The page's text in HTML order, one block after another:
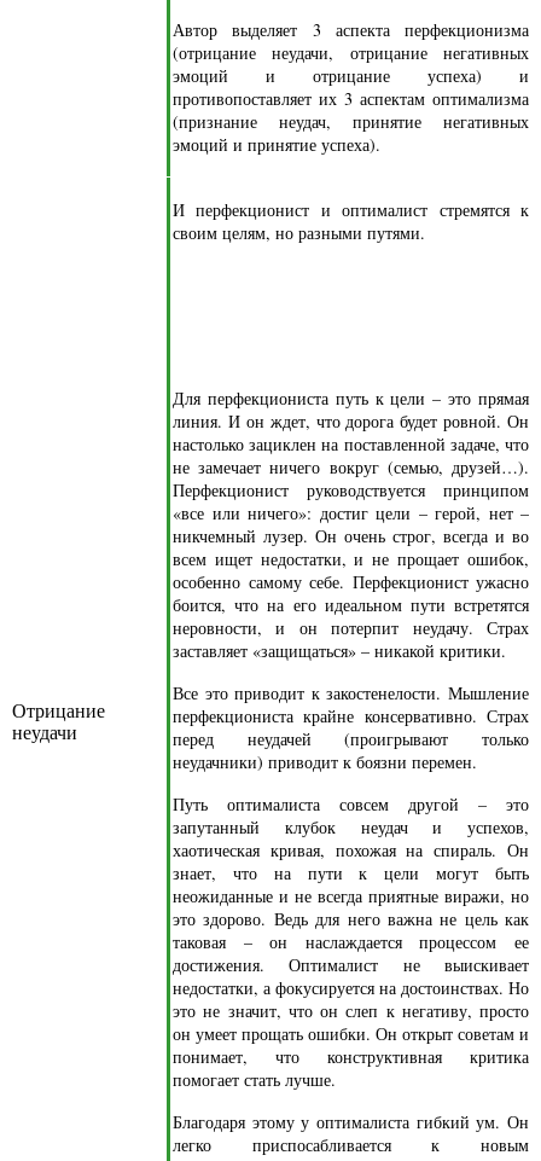
Автор выделяет 3 аспекта перфекционизма
(отрицание неудачи, отрицание негативных
эмоций и отрицание успеха) и
противопоставляет их 3 аспектам оптимализма
(признание неудач, принятие негативных
эмоций и принятие успеха).
Отрицание
неудачи
И перфекционист и оптималист стремятся к
своим целям, но разными путями.
Для перфекциониста путь к цели – это прямая
линия. И он ждет, что дорога будет ровной. Он
настолько зациклен на поставленной задаче, что
не замечает ничего вокруг (семью, друзей…).
Перфекционист руководствуется принципом
«все или ничего»: достиг цели – герой, нет –
никчемный лузер. Он очень строг, всегда и во
всем ищет недостатки, и не прощает ошибок,
особенно самому себе. Перфекционист ужасно
боится, что на его идеальном пути встретятся
неровности, и он потерпит неудачу. Страх
заставляет «защищаться» – никакой критики.
Все это приводит к закостенелости. Мышление
перфекциониста крайне консервативно. Страх
перед неудачей (проигрывают только
неудачники) приводит к боязни перемен.
Путь оптималиста совсем другой – это
запутанный клубок неудач и успехов,
хаотическая кривая, похожая на спираль. Он
знает, что на пути к цели могут быть
неожиданные и не всегда приятные виражи, но
это здорово. Ведь для него важна не цель как
таковая – он наслаждается процессом ее
достижения. Оптималист не выискивает
недостатки, а фокусируется на достоинствах. Но
это не значит, что он слеп к негативу, просто
он умеет прощать ошибки. Он открыт советам и
понимает, что конструктивная критика
помогает стать лучше.
Благодаря этому у оптималиста гибкий ум. Он
легко приспосабливается к новым